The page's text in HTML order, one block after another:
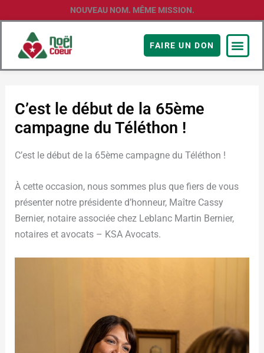
au
contenu
NOUVEAU NOM. MÊME MISSION.
FAIRE UN DON
C’est le début de la 65ème
campagne du Téléthon !
C’est le début de la 65ème campagne du Téléthon !
À cette occasion, nous sommes plus que fiers de vous
présenter notre présidente d’honneur, Maître Cassy
Bernier, notaire associée chez Leblanc Martin Bernier,
notaires et avocats – KSA Avocats.